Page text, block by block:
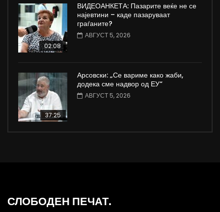
02:08
ВИДЕОАНКЕТА: Пазарите веќе не се
најевтини – каде пазаруваат
граѓаните?
АВГУСТ 5, 2026
37:25
Арсовски: „Се вариме како жаби,
додека сме надвор од ЕУ“
АВГУСТ 5, 2026
СЛОБОДЕН ПЕЧАТ.